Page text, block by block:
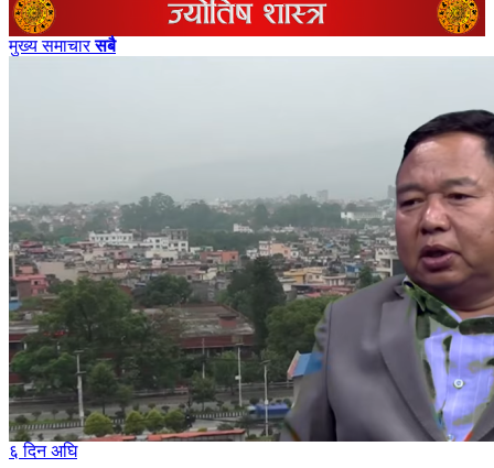
मुख्य समाचार सबै
६ दिन अघि